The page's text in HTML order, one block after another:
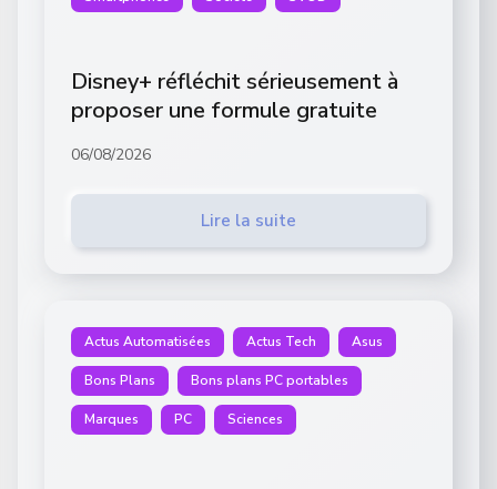
Disney+ réfléchit sérieusement à
proposer une formule gratuite
06/08/2026
Lire la suite
Actus Automatisées Actus Tech Asus
Bons Plans Bons plans PC portables
Marques PC Sciences